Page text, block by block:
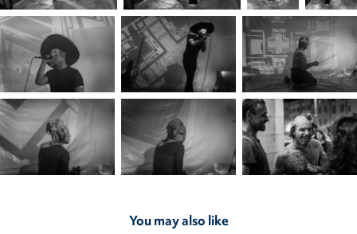
You may also like